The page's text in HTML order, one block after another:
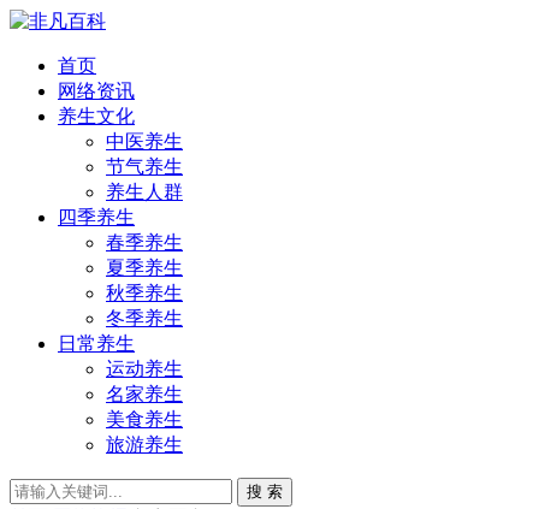
首页
网络资讯
养生文化
中医养生
节气养生
养生人群
四季养生
春季养生
夏季养生
秋季养生
冬季养生
日常养生
运动养生
名家养生
美食养生
旅游养生
搜 索